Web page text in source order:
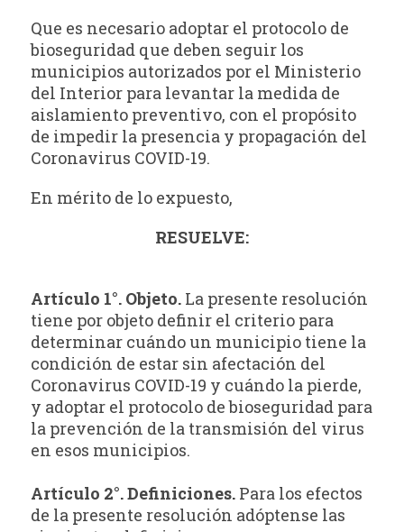
Que es necesario adoptar el protocolo de
bioseguridad que deben seguir los
municipios autorizados por el Ministerio
del Interior para levantar la medida de
aislamiento preventivo, con el propósito
de impedir la presencia y propagación del
Coronavirus COVID-19.
En mérito de lo expuesto,
RESUELVE:
Artículo 1°. Objeto. La presente resolución
tiene por objeto definir el criterio para
determinar cuándo un municipio tiene la
condición de estar sin afectación del
Coronavirus COVID-19 y cuándo la pierde,
y adoptar el protocolo de bioseguridad para
la prevención de la transmisión del virus
en esos municipios.
Artículo 2°. Definiciones. Para los efectos
de la presente resolución adóptense las